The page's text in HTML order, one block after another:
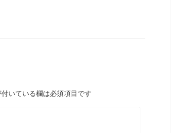
付いている欄は必須項目です